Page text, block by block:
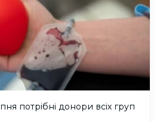
потрібні донори всіх груп